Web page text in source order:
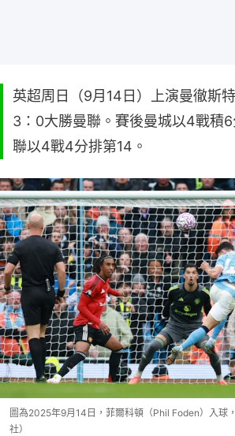
英超周日（9月14日）上演曼徹斯
3：0大勝曼聯。賽後曼城以4戰積
聯以4戰4分排第14。
圖為2025年9月14日，菲爾科頓（Phil Foden）入球
社）